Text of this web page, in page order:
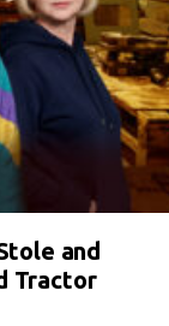
and
Tractor